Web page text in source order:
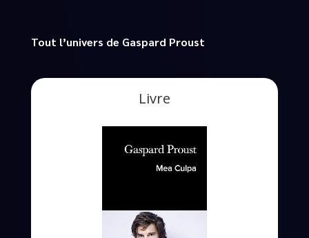
Tout l’univers de Gaspard Proust
Livre